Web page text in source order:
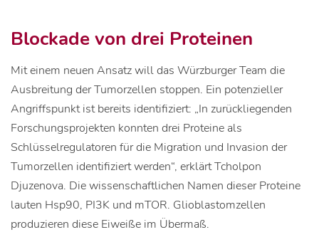
Blockade von drei Proteinen
Mit einem neuen Ansatz will das Würzburger Team die
Ausbreitung der Tumorzellen stoppen. Ein potenzieller
Angriffspunkt ist bereits identifiziert: „In zurückliegenden
Forschungsprojekten konnten drei Proteine als
Schlüsselregulatoren für die Migration und Invasion der
Tumorzellen identifiziert werden“, erklärt Tcholpon
Djuzenova. Die wissenschaftlichen Namen dieser Proteine
lauten Hsp90, PI3K und mTOR. Glioblastomzellen
produzieren diese Eiweiße im Übermaß.